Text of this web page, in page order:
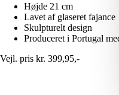
Højde 21 cm
Lavet af glaseret fajance
Skulpturelt design
Produceret i Portugal
Vejl. pris kr. 399,95,-